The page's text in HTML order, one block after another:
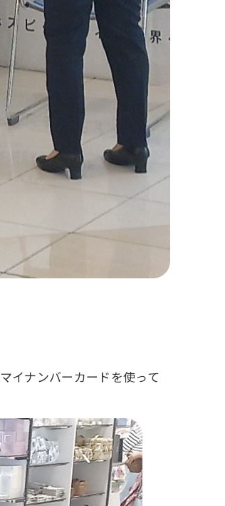
イナンバーカードを使って